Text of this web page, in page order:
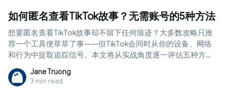
如何匿名查看TikTok故事？无需账号的5种方法
想要匿名查看TikTok故事却不留下任何痕迹？大多数攻略只推
荐一个工具便草草了事——但TikTok会同时从你的设备、网络
和行为中提取追踪信号。本文将从实战角度逐一评估五种方
Jane Truong
3 min read